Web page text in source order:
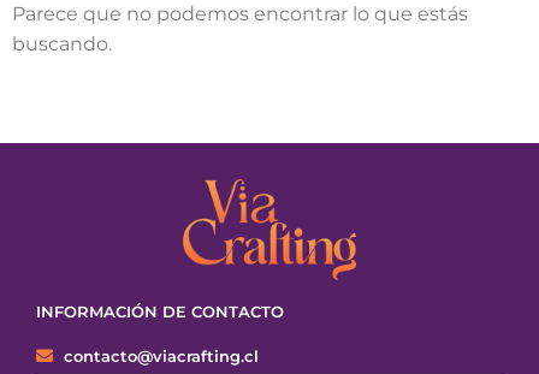
Parece que no podemos encontrar lo que estás
buscando.
INFORMACIÓN DE CONTACTO
contacto@viacrafting.cl